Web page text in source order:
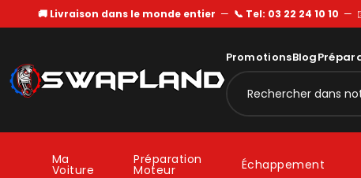
🚚 Livraison dans le monde entier — 📞 Tel: 03 22 24 10 10 —
PromotionsBlog
Ma
Voiture
Préparation
Moteur Échappement